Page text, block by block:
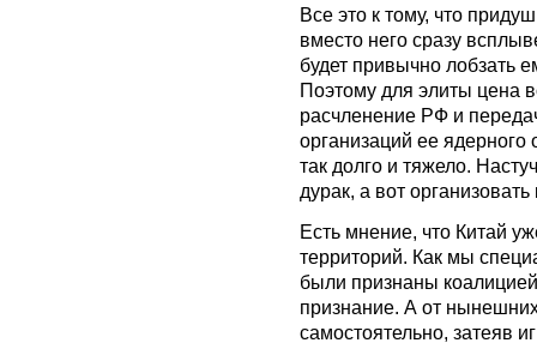
Все это к тому, что
вместо него сразу
будет привычно лобзать
Поэтому для элиты цена
расчленение РФ и
организаций ее
так долго и тяжело.
дурак, а вот
Есть мнение, что Китай
территорий. Как мы
были признаны
признание. А от
самостоятельно, затеяв